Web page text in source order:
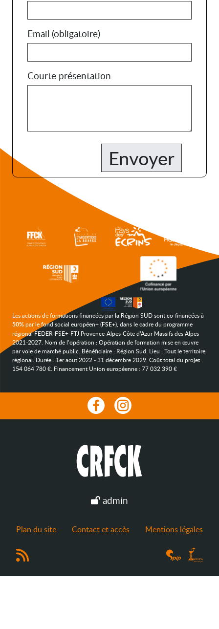
Email (obligatoire)
Courte présentation
Envoyer
Les actions de formations financées par la Région SUD sont co-financées à
50%par le fond social européen+ (FSE+), dans le cadre du programme
régional FEDER-FSE+-FTJ Provence-Alpes-Côte d’Azur Massifs des Alpes
2021-2027. Nom de l’opération : Opération de formation mise en œuvre
par voie de marché public. Bénéficiaire : Région Sud. Lieu : Tout le territoire
régional. Durée : 1er aout 2022 - 31 décembre 2029. Coût total du projet :
154 064 780 €. Financement Union européenne : 77 032 390 €
admin
Plan du site Contact et accès Mentions légales